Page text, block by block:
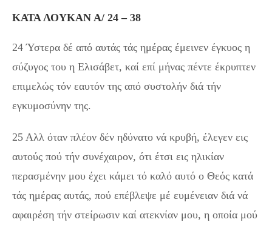
ΚΑΤΑ ΛΟΥΚΑΝ Α/ 24 – 38
24 Ύστερα δέ από αυτάς τάς ημέρας έμεινεν έγκυος η
σύζυγος του η Ελισάβετ, καί επί μήνας πέντε έκρυπτεν
επιμελώς τόν εαυτόν της από συστολήν διά τήν
εγκυμοσύνην της.
25 Αλλ όταν πλέον δέν ηδύνατο νά κρυβή, έλεγεν εις
αυτούς πού τήν συνέχαιρον, ότι έτσι εις ηλικίαν
περασμένην μου έχει κάμει τό καλό αυτό ο Θεός κατά
τάς ημέρας αυτάς, πού επέβλεψε μέ ευμένειαν διά νά
αφαιρέση τήν στείρωσιν καί ατεκνίαν μου, η οποία μού